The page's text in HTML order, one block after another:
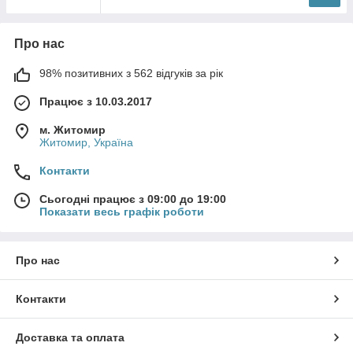
Про нас
98% позитивних з 562 відгуків за рік
Працює з 10.03.2017
м. Житомир
Житомир, Україна
Контакти
Сьогодні працює з 09:00 до 19:00
Показати весь графік роботи
Про нас
Контакти
Доставка та оплата